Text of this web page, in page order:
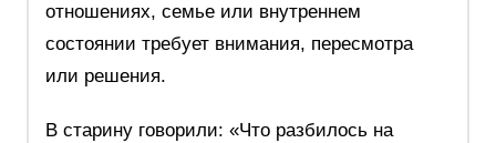
отношениях, семье или внутреннем
состоянии требует внимания, пересмотра
или решения.
В старину говорили: «Что разбилось на